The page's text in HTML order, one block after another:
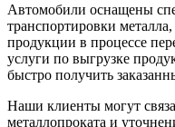
Автомобили оснащены
транспортировки
продукции в процессе
услуги по выгрузке
быстро получить
Наши клиенты могут
металлопроката и